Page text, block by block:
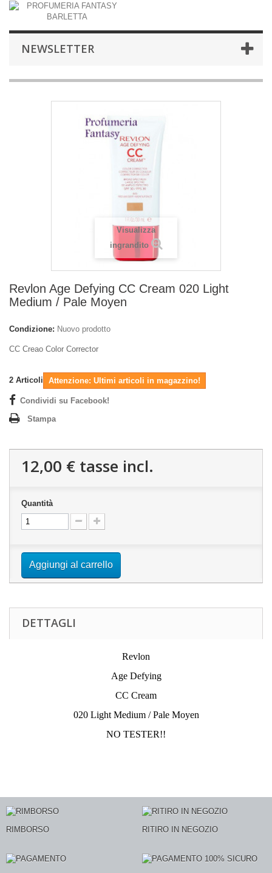
NEWSLETTER
Visualizza
ingrandito
Revlon Age Defying CC Cream 020 Light
Medium / Pale Moyen
Condizione: Nuovo prodotto
CC Creao Color Corrector
2 Articoli Attenzione: Ultimi articoli in magazzino!
Condividi su Facebook!
Stampa
12,00 € tasse incl.
Quantità
Aggiungi al carrello
DETTAGLI
Revlon
Age Defying
CC Cream
020 Light Medium / Pale Moyen
NO TESTER!!
RIMBORSO RITIRO IN NEGOZIO